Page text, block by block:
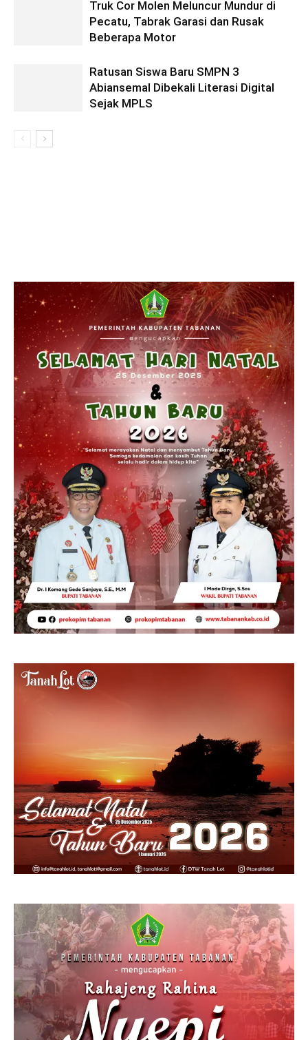
Truk Cor Molen Meluncur Mundur di
Pecatu, Tabrak Garasi dan Rusak
Beberapa Motor
Ratusan Siswa Baru SMPN 3
Abiansemal Dibekali Literasi Digital
Sejak MPLS